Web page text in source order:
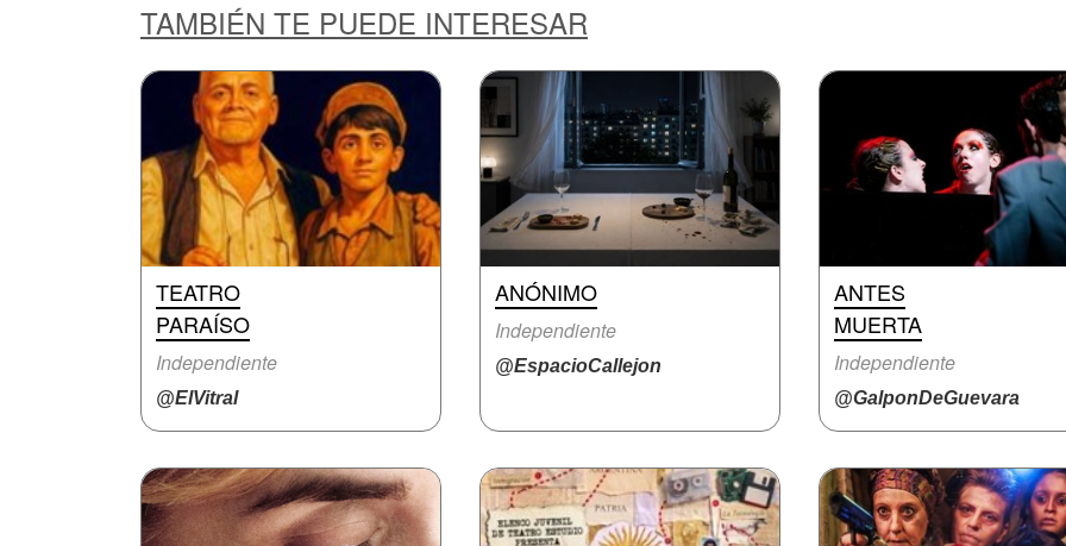
TAMBIÉN TE PUEDE INTERESAR
TEATRO
PARAÍSO
Independiente
@ElVitral
ANÓNIMO
Independiente
@EspacioCallejon
ANTES
MUERTA
Independiente
@GalponDeGuevara